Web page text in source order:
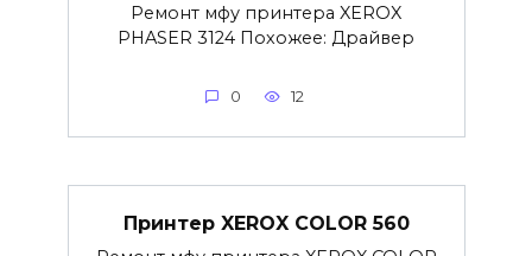
Ремонт мфу принтера XEROX
PHASER 3124 Похожее: Драйвер
0 12
Принтер XEROX COLOR 560